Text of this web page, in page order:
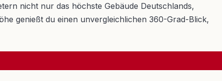
nicht nur das höchste Gebäude Deutschlands,
genießt du einen unvergleichlichen 360-Grad-Blick,